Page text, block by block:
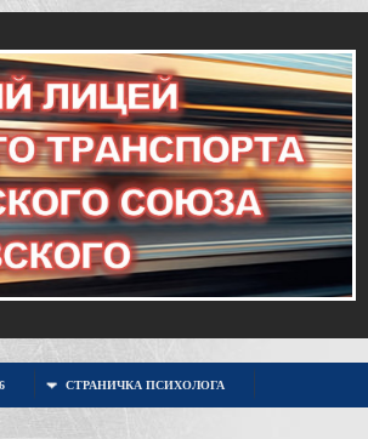
СТРАНИЧКА ПСИХОЛОГА